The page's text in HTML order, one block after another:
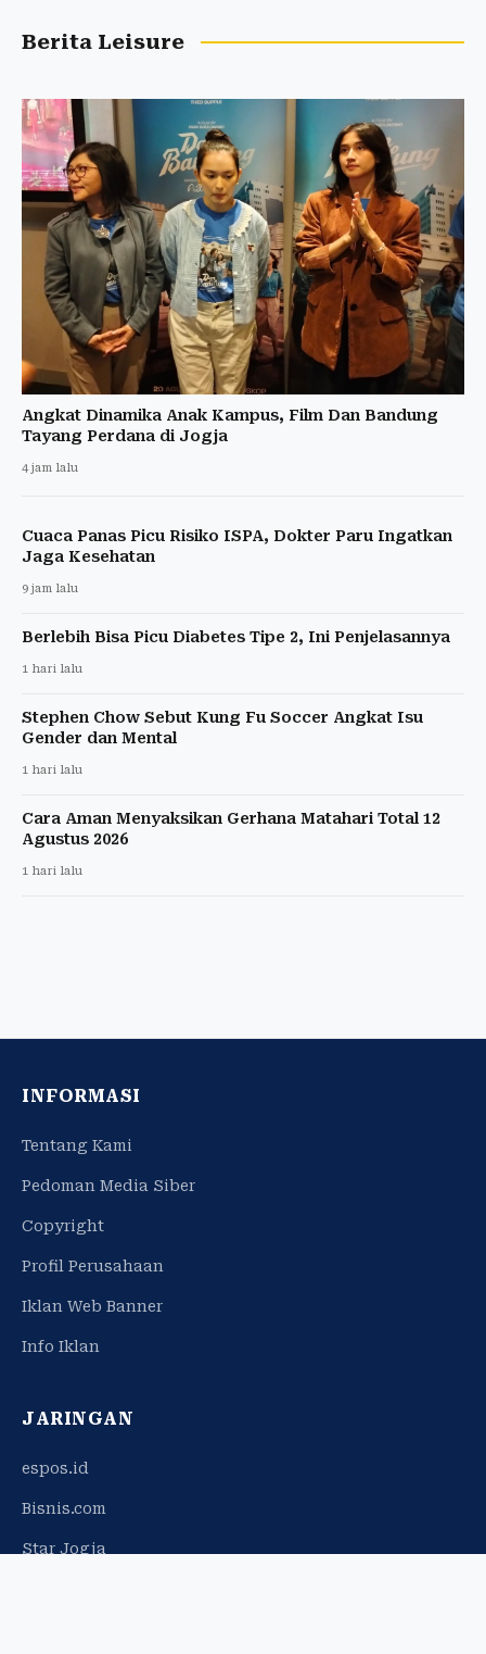
Berita Leisure
Angkat Dinamika Anak Kampus, Film Dan Bandung
Tayang Perdana di Jogja
4 jam lalu
Cuaca Panas Picu Risiko ISPA, Dokter Paru Ingatkan
Jaga Kesehatan
9 jam lalu
Berlebih Bisa Picu Diabetes Tipe 2, Ini Penjelasannya
1 hari lalu
Stephen Chow Sebut Kung Fu Soccer Angkat Isu
Gender dan Mental
1 hari lalu
Cara Aman Menyaksikan Gerhana Matahari Total 12
Agustus 2026
1 hari lalu
INFORMASI
Tentang Kami
Pedoman Media Siber
Copyright
Profil Perusahaan
Iklan Web Banner
Info Iklan
JARINGAN
espos.id
Bisnis.com
Star Jogja